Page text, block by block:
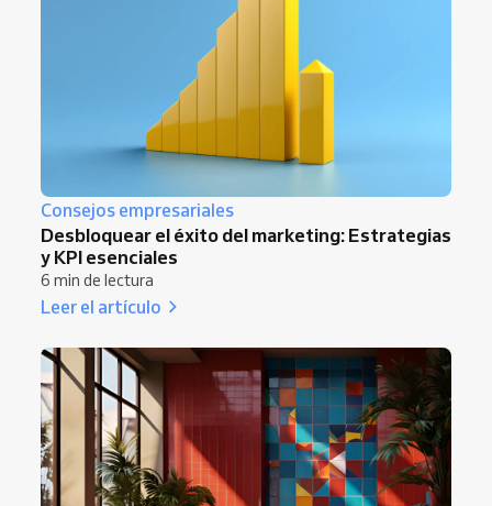
Consejos empresariales
Desbloquear el éxito del marketing: Estrategias
y KPI esenciales
6 min de lectura
Leer el artículo